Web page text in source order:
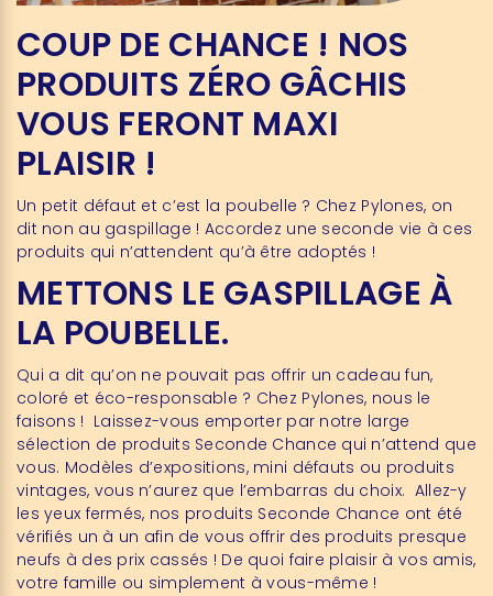
COUP DE CHANCE ! NOS
PRODUITS ZÉRO GÂCHIS
VOUS FERONT MAXI
PLAISIR !
Un petit défaut et c’est la poubelle ? Chez Pylones, on
dit non au gaspillage ! Accordez une seconde vie à ces
produits qui n’attendent qu’à être adoptés !
METTONS LE GASPILLAGE À
LA POUBELLE.
Qui a dit qu’on ne pouvait pas offrir un cadeau fun,
coloré et éco-responsable ? Chez Pylones, nous le
faisons ! Laissez-vous emporter par notre large
sélection de produits Seconde Chance qui n’attend que
vous. Modèles d’expositions, mini défauts ou produits
vintages, vous n’aurez que l’embarras du choix. Allez-y
les yeux fermés, nos produits Seconde Chance ont été
vérifiés un à un afin de vous offrir des produits presque
neufs à des prix cassés ! De quoi faire plaisir à vos amis,
votre famille ou simplement à vous-même !